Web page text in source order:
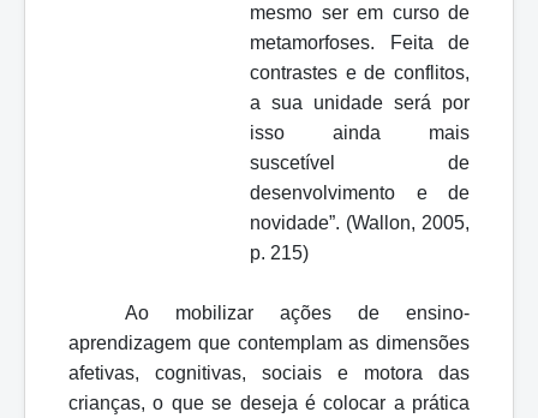
mesmo ser em curso de
metamorfoses. Feita de
contrastes e de conflitos,
a sua unidade será por
isso ainda mais
suscetível de
desenvolvimento e de
novidade”. (Wallon, 2005,
p. 215)
Ao mobilizar ações de ensino-
aprendizagem que contemplam as dimensões
afetivas, cognitivas, sociais e motora das
crianças, o que se deseja é colocar a prática